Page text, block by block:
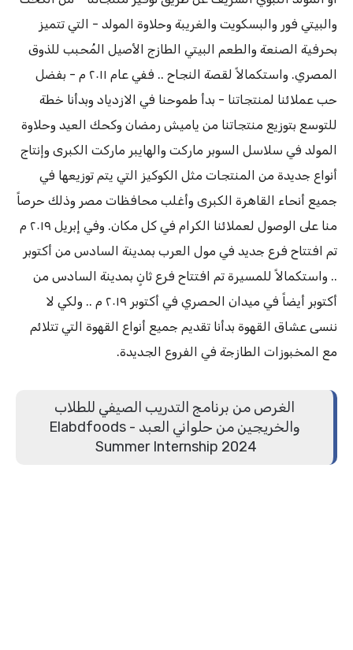
والبيتي فور والبسكويت والغريبة وحلاوة المولد - التي تتميز
بحرفية الصنعة والطعم البيتي الطازج الأصيل المُحبب للذوق
المصري. واستكمالاً لقصة النجاح .. ففي عام ٢٠١١ م - بفضل
حب عملائنا لمنتجاتنا - بدأ طموحنا في الازدياد وبدأنا خطة
للتوسع بتوزيع منتجاتنا من ياميش رمضان وكحك العيد وحلاوة
المولد في سلاسل السوبر ماركت والهايبر ماركت الكبرى وإنتاج
أنواع جديدة من المنتجات مثل الكوكيز التي يتم توزيعها في
جميع أنحاء القاهرة الكبرى وأغلب محافظات مصر وذلك حرصاً
منا على الوصول لعملائنا الكرام في كل مكان. وفي إبريل ٢٠١٩ م
تم افتتاح فرع جديد في مول العرب بمدينة السادس من أكتوبر
.. واستكمالاً للمسيرة تم افتتاح فرع ثانٍ بمدينة السادس من
أكتوبر أيضاً في ميدان الحصري في أكتوبر ٢٠١٩ م .. ولكي لا
ننسى عشاق القهوة بدأنا تقديم جميع أنواع القهوة التي تتلائم
مع المخبوزات الطازجة في الفروع الجديدة.
الغرص من برنامج التدريب الصيفي للطلاب
والخريجين من حلواني العبد - Elabdfoods
Summer Internship 2024